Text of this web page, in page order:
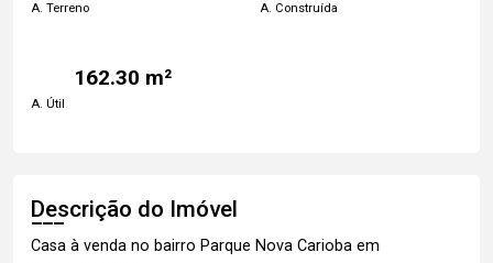
A. Terreno A. Construída
162.30 m²
A. Útil
Descrição do Imóvel
Casa à venda no bairro Parque Nova Carioba em